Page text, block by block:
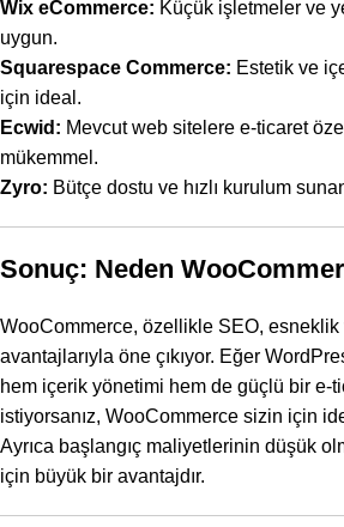
Wix eCommerce: Küçük işletmeler ve
uygun.
Squarespace Commerce: Estetik ve
için ideal.
Ecwid: Mevcut web sitelere e-ticaret
mükemmel.
Zyro: Bütçe dostu ve hızlı kurulum
Sonuç: Neden
WooCommerce, özellikle SEO, esneklik
avantajlarıyla öne çıkıyor. Eğer
hem içerik yönetimi hem de güçlü bir e-
istiyorsanız, WooCommerce sizin için
Ayrıca başlangıç maliyetlerinin düşük
için büyük bir avantajdır.